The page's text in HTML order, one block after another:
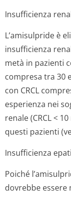
Insufficienza
L’amisulpride è
insufficienza
metà in pazienti
compresa tra 30
con CRCL
esperienza nei
renale (CRCL <
questi pazienti
Insufficienza
Poiché
dovrebbe essere